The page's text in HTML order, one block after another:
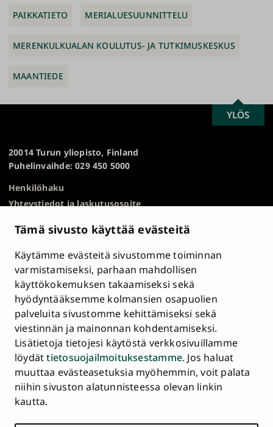
Tämä sivusto käyttää evästeitä
Käytämme evästeitä sivustomme toiminnan
varmistamiseksi, parhaan mahdollisen
käyttökokemuksen takaamiseksi sekä
hyödyntääksemme kolmansien osapuolien
palveluita sivustomme kehittämiseksi sekä
viestinnän ja mainonnan kohdentamiseksi.
Lisätietoja tietojesi käytöstä verkkosivuillamme
löydättietosuojailmoituksestamme. Jos haluat
muuttaa evästeasetuksia myöhemmin, voit palata
niihin sivuston alatunnisteessa olevan linkin
kautta.
PAIKKATIETO
MERIALUESUUNNITTELU
MERENKULKUALAN KOULUTUS- JA TUTKIMUSKESKUS
MAANTIEDE
20014 Turun yliopisto, Finland
Puhelinvaihde: 029 450 5000
Henkilöhaku
Yhteystiedot ja laskutusosoite
HR Excellence in Research
Tietosuojailmoitus
Asiakirjajulkisuuskuvaus ja tietopyynnöt
Väärinkäytösepäilyt
Saavutettavuusseloste
Palaute
Intranet ja sähköiset työkalut
Evästeasetukset
Päävalikko
alatunnisteessa
ETUSIVU
Turun
yliopisto
Facebookissa
Turun
yliopisto
Instagramissa
TurunTurunTurunTurun
SCROLL
TO
YLÖS